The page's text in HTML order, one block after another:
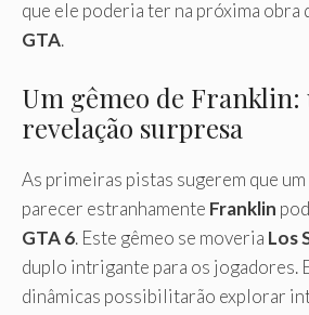
que ele poderia ter na próxima obra
GTA.
Um gêmeo de Franklin:
revelação surpresa
As primeiras pistas sugerem que
parecer estranhamente Franklin
GTA 6. Este gêmeo se moveria Los
duplo intrigante para os jogadores.
dinâmicas possibilitarão explorar